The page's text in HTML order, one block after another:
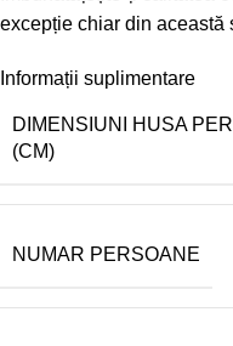
excepție chiar din această
Informații suplimentare
DIMENSIUNI HUSA
(CM)
NUMAR PERSOANE